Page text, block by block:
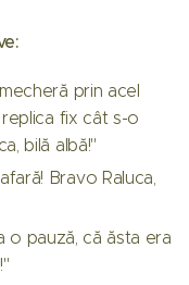
prin acel
replica fix cât s-o
bilă albă!"
Bravo Raluca,
o pauză, că ăsta era